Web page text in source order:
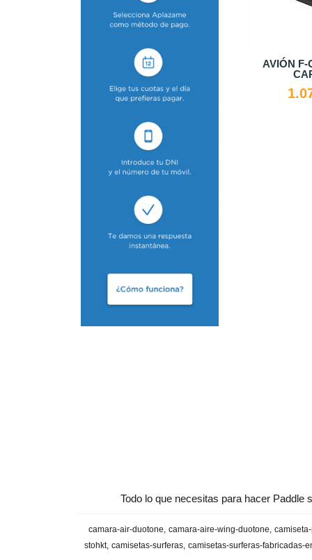
AVIÓN F-
Todo lo que necesitas para hacer
camara-air-duotone camara-aire-wing-duotone
stohkt camisetas-surferas camisetas-surferas-fabricadas-